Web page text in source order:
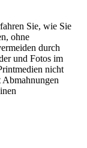
Sie, wie Sie
ohne
durch
und Fotos im
nicht